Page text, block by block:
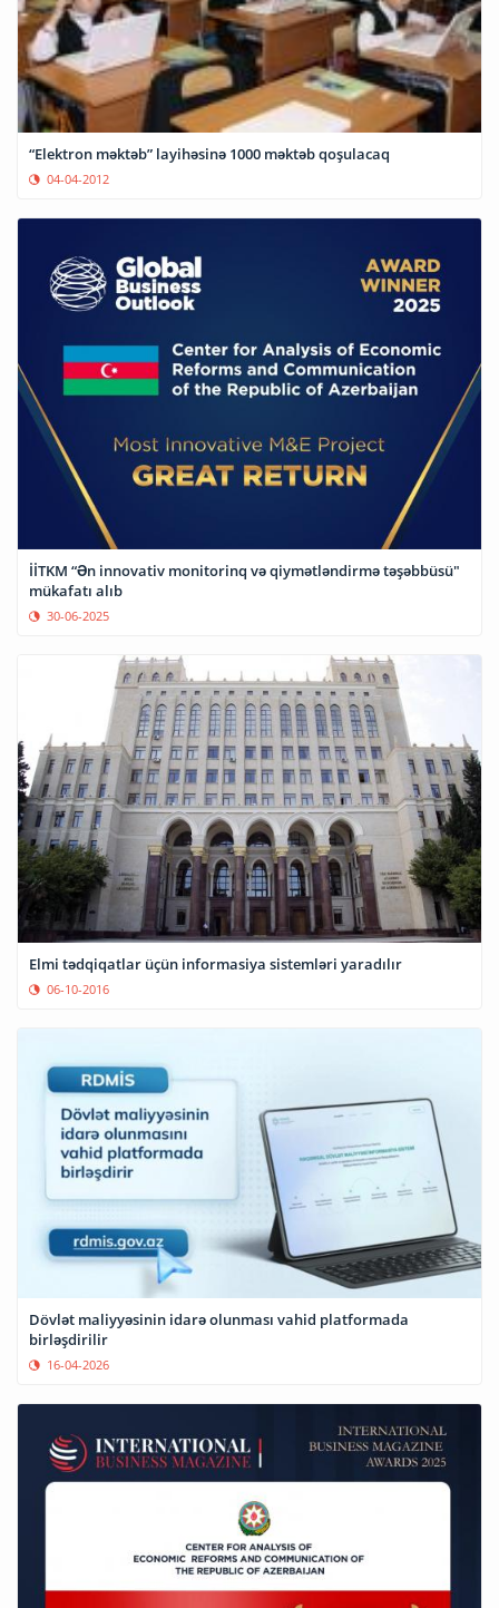
“Elektron məktəb” layihəsinə 1000 məktəb qoşulacaq
04-04-2012
İİTKM “Ən innovativ monitorinq və qiymətləndirmə təşəbbüsü"
mükafatı alıb
30-06-2025
Elmi tədqiqatlar üçün informasiya sistemləri yaradılır
06-10-2016
Dövlət maliyyəsinin idarə olunması vahid platformada
birləşdirilir
16-04-2026